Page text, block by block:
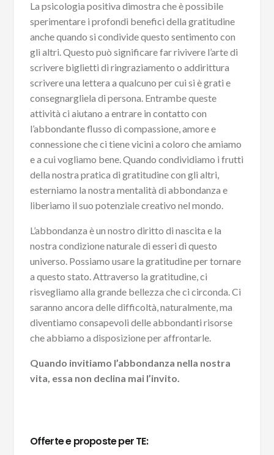
La psicologia positiva dimostra che è possibile
sperimentare i profondi benefici della gratitudine
anche quando si condivide questo sentimento con
gli altri. Questo può significare far rivivere l’arte di
scrivere biglietti di ringraziamento o addirittura
scrivere una lettera a qualcuno per cui si è grati e
consegnargliela di persona. Entrambe queste
attività ci aiutano a entrare in contatto con
l’abbondante flusso di compassione, amore e
connessione che ci tiene vicini a coloro che amiamo
e a cui vogliamo bene. Quando condividiamo i frutti
della nostra pratica di gratitudine con gli altri,
esterniamo la nostra mentalità di abbondanza e
liberiamo il suo potenziale creativo nel mondo.
L’abbondanza è un nostro diritto di nascita e la
nostra condizione naturale di esseri di questo
universo. Possiamo usare la gratitudine per tornare
a questo stato. Attraverso la gratitudine, ci
risvegliamo alla grande bellezza che ci circonda. Ci
saranno ancora delle difficoltà, naturalmente, ma
diventiamo consapevoli delle abbondanti risorse
che abbiamo a disposizione per affrontarle.
Quando invitiamo l’abbondanza nella nostra
vita, essa non declina mai l’invito.
Offerte e proposte per TE: